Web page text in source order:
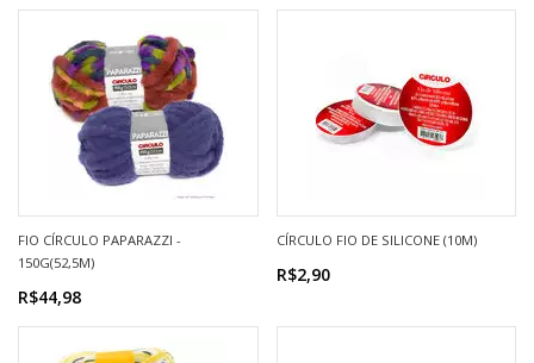
FIO CÍRCULO PAPARAZZI -
150G(52,5M)
R$44,98
CÍRCULO FIO DE SILICONE (10M)
R$2,90